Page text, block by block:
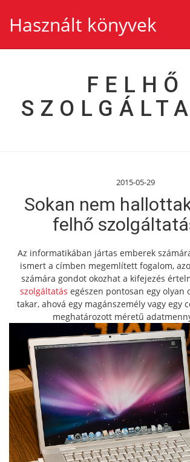
Használt könyvek
FELHŐ
2015-05-29
Sokan nem
felhő
Az informatikában jártas emberek
ismert a címben megemlített fogalom,
számára gondot okozhat a kifejezés
szolgáltatás egészen pontosan egy olyan
takar, ahová egy magánszemély vagy egy
meghatározott méretű